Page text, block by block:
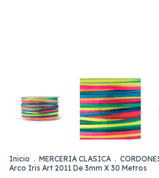
Inicio . MERCERIA CLASICA .
Arco Iris Art 2011 De 3mm X 30 Metros